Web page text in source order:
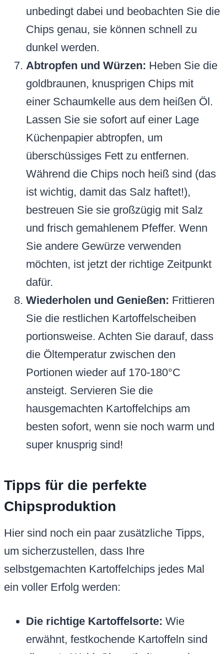
unbedingt dabei und beobachten Sie die
Chips genau, sie können schnell zu
dunkel werden.
Abtropfen und Würzen: Heben Sie die
goldbraunen, knusprigen Chips mit
einer Schaumkelle aus dem heißen Öl.
Lassen Sie sie sofort auf einer Lage
Küchenpapier abtropfen, um
überschüssiges Fett zu entfernen.
Während die Chips noch heiß sind (das
ist wichtig, damit das Salz haftet!),
bestreuen Sie sie großzügig mit Salz
und frisch gemahlenem Pfeffer. Wenn
Sie andere Gewürze verwenden
möchten, ist jetzt der richtige Zeitpunkt
dafür.
Wiederholen und Genießen: Frittieren
Sie die restlichen Kartoffelscheiben
portionsweise. Achten Sie darauf, dass
die Öltemperatur zwischen den
Portionen wieder auf 170-180°C
ansteigt. Servieren Sie die
hausgemachten Kartoffelchips am
besten sofort, wenn sie noch warm und
super knusprig sind!
Tipps für die perfekte
Chipsproduktion
Hier sind noch ein paar zusätzliche Tipps,
um sicherzustellen, dass Ihre
selbstgemachten Kartoffelchips jedes Mal
ein voller Erfolg werden:
Die richtige Kartoffelsorte: Wie
erwähnt, festkochende Kartoffeln sind